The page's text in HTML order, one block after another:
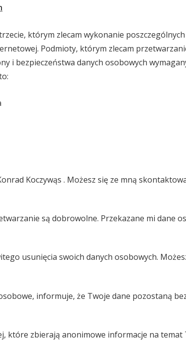
którym zlecam wykonanie poszczególnych
Podmioty, którym zlecam
i bezpieczeństwa danych osobowych
Koczywąs . Możesz się ze mną
są dobrowolne. Przekazane mi dane
usunięcia swoich danych osobowych.
informuje, że Twoje dane pozostaną
które zbierają anonimowe informacje na temat